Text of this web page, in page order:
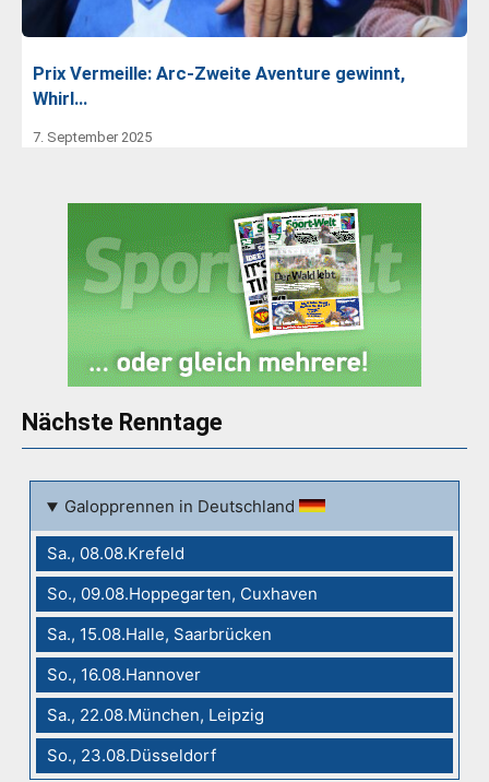
Prix Vermeille: Arc-Zweite Aventure gewinnt,
Whirl…
7. September 2025
Nächste Renntage
Galopprennen in Deutschland
Sa., 08.08.Krefeld
So., 09.08.Hoppegarten, Cuxhaven
Sa., 15.08.Halle, Saarbrücken
So., 16.08.Hannover
Sa., 22.08.München, Leipzig
So., 23.08.Düsseldorf